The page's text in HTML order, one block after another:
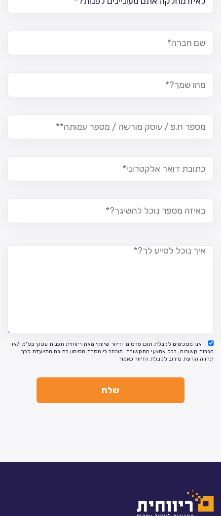
אנו מסכימים לקבלת תוכן פרסומי ודיוור שיווקי מאת ריווחית תכנות עסקי בע"מ ו/או
חברות קשורות, בכל אמצעי התקשורת. מובהר כי הסרת הסימון בתיבה המיועדת לכך
תהווה הודעת סירוב לקבלת הדיוור כאמור